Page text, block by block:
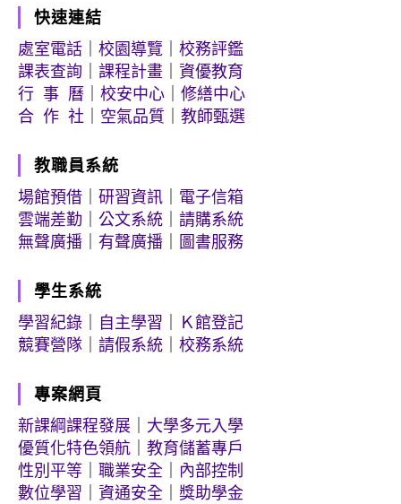
快速連結
處室電話
校園導覽
校務評鑑
課表查詢
課程計畫
資優教育
行 事 曆
校安中心
修繕中心
合 作 社
空氣品質 教師甄選
教職員系統
場館預借
研習資訊
電子信箱
雲端差勤
公文系統
請購系統
無聲廣播
有聲廣播 圖書服務
學生系統
學習紀錄
自主學習
Ｋ館登記
競賽營隊
請假系統 校務系統
專案網頁
新課綱課程發展
大學多元入學
優質化特色領航
教育儲蓄專戶
性別平等
職業安全
內部控制
數位學習
資通安全 獎助學金